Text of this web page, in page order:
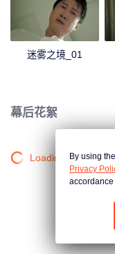
迷雾之境_01
幕后花絮
Loading…By using
Privacy